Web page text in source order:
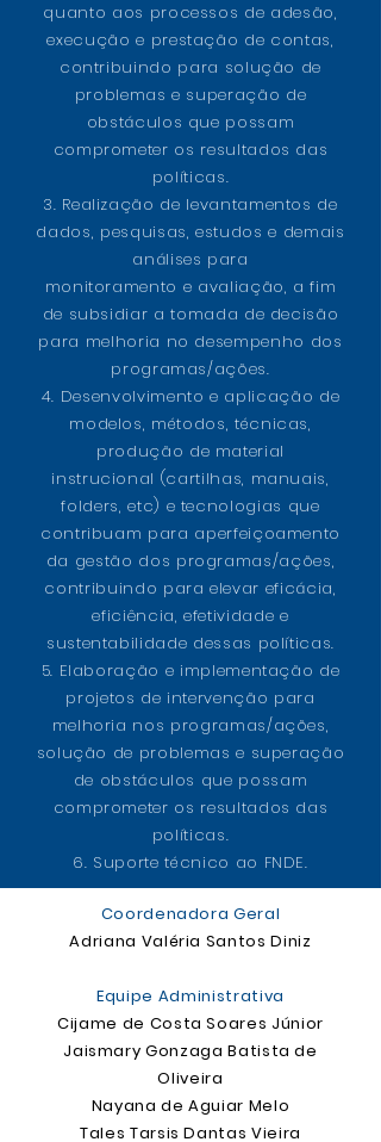
quanto aos processos de adesão,
execução e prestação de contas,
contribuindo para solução de
problemas e superação de
obstáculos que possam
comprometer os resultados das
políticas.
3. Realização de levantamentos de
dados, pesquisas, estudos e demais
análises para
monitoramento e avaliação, a fim
de subsidiar a tomada de decisão
para melhoria no desempenho dos
programas/ações.
4. Desenvolvimento e aplicação de
modelos, métodos, técnicas,
produção de material
instrucional (cartilhas, manuais,
folders, etc) e tecnologias que
contribuam para aperfeiçoamento
da gestão dos programas/ações,
contribuindo para elevar eficácia,
eficiência, efetividade e
sustentabilidade dessas políticas.
5. Elaboração e implementação de
projetos de intervenção para
melhoria nos programas/ações,
solução de problemas e superação
de obstáculos que possam
comprometer os resultados das
políticas.
6. Suporte técnico ao FNDE.
Coordenadora Geral
Adriana Valéria Santos Diniz
Equipe Administrativa
Cijame de Costa Soares Júnior
Jaismary Gonzaga Batista de
Oliveira
Nayana de Aguiar Melo
Tales Tarsis Dantas Vieira